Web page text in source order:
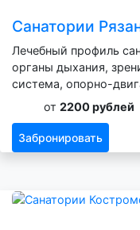
Санатории
Лечебный профиль
органы дыхания,
система, опорно-
от 2200 рублей
Забронировать